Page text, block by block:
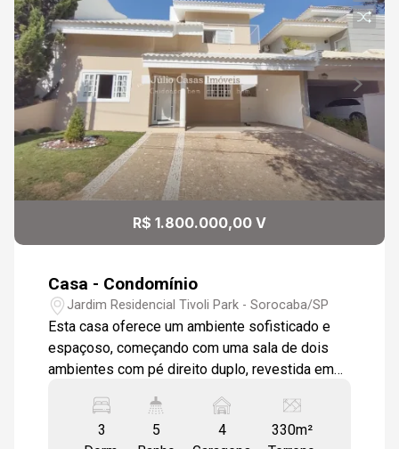
09
Aug/Sun
10
Aug/Mon
11
13:00
13:30
14:00
14:30
15:00
Continuar
R$ 1.800.000,00 V
Casa - Condomínio
Jardim Residencial Tivoli Park - Sorocaba/SP
Esta casa oferece um ambiente sofisticado e
espaçoso, começando com uma sala de dois
ambientes com pé direito duplo, revestida em
acabamento em gesso, criando uma atmosfera
moderna e iluminada. O jardim de inverno
3
5
4
330m²